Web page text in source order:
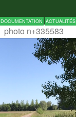
DOCUMENTATION ACTUALITÉS
photo n+335583